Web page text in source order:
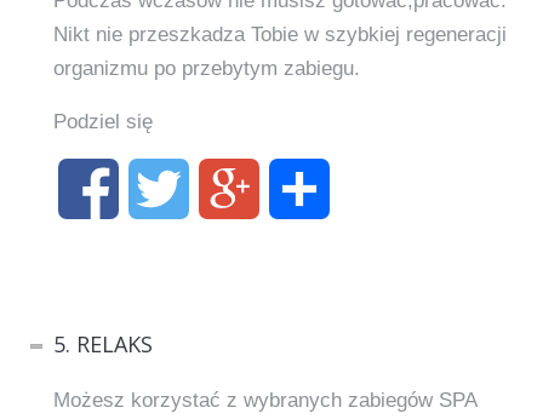
Nikt nie przeszkadza Tobie w szybkiej regeneracji
organizmu po przebytym zabiegu.
Podziel się
5. RELAKS
Możesz korzystać z wybranych zabiegów SPA